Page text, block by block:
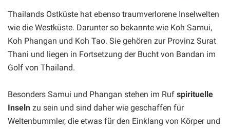
Thailands Ostküste hat ebenso traumverlorene Inselwelten
wie die Westküste. Darunter so bekannte wie Koh Samui,
Koh Phangan und Koh Tao. Sie gehören zur Provinz Surat
Thani und liegen in Fortsetzung der Bucht von Bandan im
Golf von Thailand.
Besonders Samui und Phangan stehen im Ruf spirituelle
Inseln zu sein und sind daher wie geschaffen für
Weltenbummler, die etwas für den Einklang von Körper und